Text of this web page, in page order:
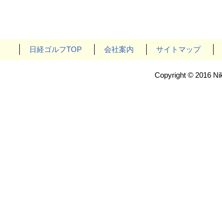
日経ゴルフTOP 会社案内 サイトマップ
Copyright © 2016